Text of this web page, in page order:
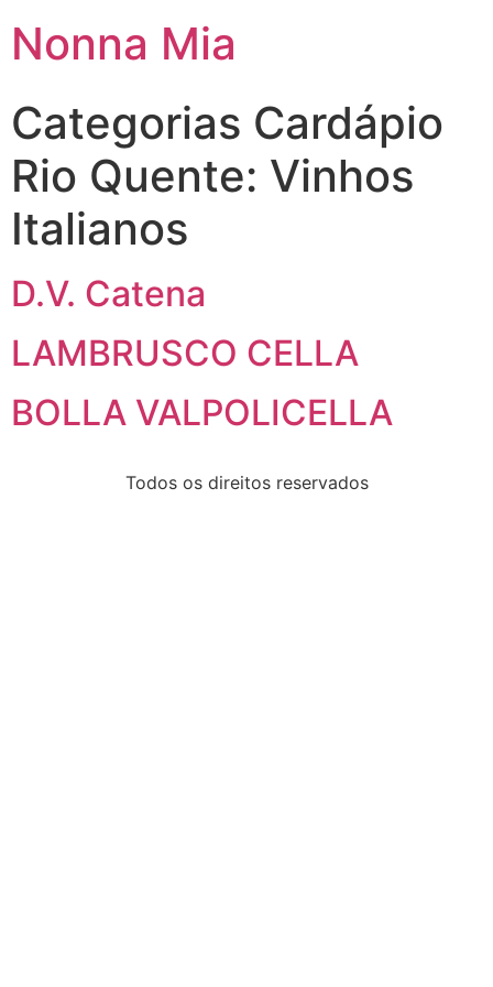
Nonna Mia
Categorias Cardápio
Rio Quente: Vinhos
Italianos
D.V. Catena
LAMBRUSCO CELLA
BOLLA VALPOLICELLA
Todos os direitos reservados